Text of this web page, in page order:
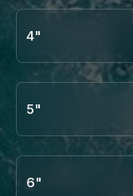
4"
5"
6"